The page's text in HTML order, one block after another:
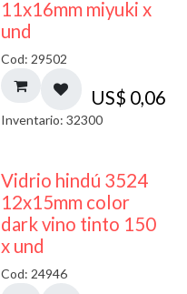
11x16mm miyuki x
und
Cod: 29502
US$ 0,06
Inventario: 32300
40% DESCUENTO
Vidrio hindú 3524
12x15mm color
dark vino tinto 150
x und
Cod: 24946